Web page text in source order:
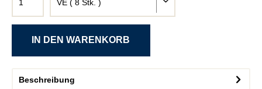
Beschreibung